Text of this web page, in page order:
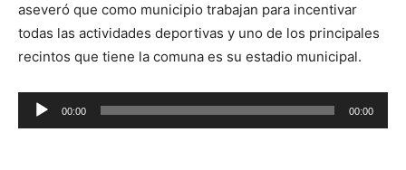
aseveró que como municipio trabajan para incentivar
todas las actividades deportivas y uno de los principales
recintos que tiene la comuna es su estadio municipal.
Reproductor
de
00:00 00:00